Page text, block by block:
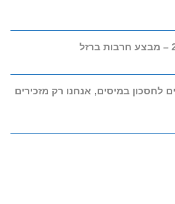
לחסכון במיסים, אנחנו רק מזכירים